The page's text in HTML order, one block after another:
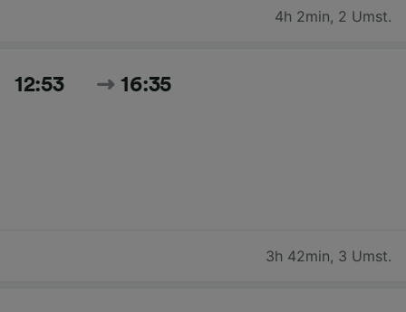
4h 2min, 2 Umst.
12:53 16:35
3h 42min, 3 Umst.